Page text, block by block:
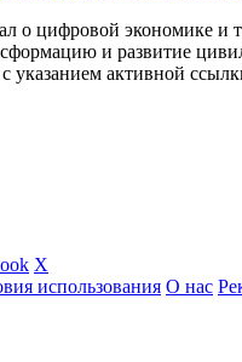
цифровой экономике и
и развитие
указанием активной
X
использования О нас